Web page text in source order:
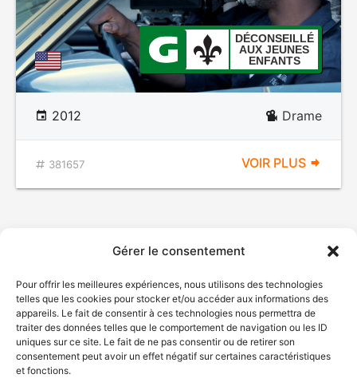
Gérer le consentement
Pour offrir les meilleures expériences, nous utilisons des technologies
telles que les cookies pour stocker et/ou accéder aux informations des
appareils. Le fait de consentir à ces technologies nous permettra de
traiter des données telles que le comportement de navigation ou les ID
uniques sur ce site. Le fait de ne pas consentir ou de retirer son
consentement peut avoir un effet négatif sur certaines caractéristiques
et fonctions.
DÉCONSEILLÉ
AUX JEUNES
ENFANTS
2012 Drame
381657 VOIR PLUS
© Gouvernement du Québec, 2026